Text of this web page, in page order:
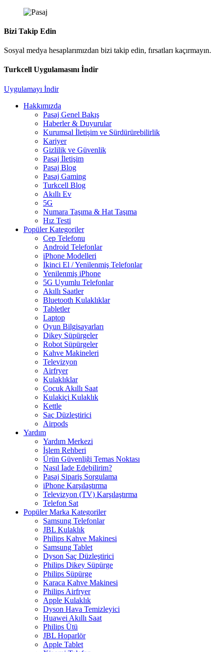
Bizi Takip Edin
Sosyal medya hesaplarımızdan bizi takip edin, fırsatları kaçırmayın.
Turkcell Uygulamasını İndir
Uygulamayı İndir
Hakkımızda
Pasaj Genel Bakış
Haberler & Duyurular
Kurumsal İletişim ve Sürdürürebilirlik
Kariyer
Gizlilik ve Güvenlik
Pasaj İletişim
Pasaj Blog
Pasaj Gaming
Turkcell Blog
Akıllı Ev
5G
Numara Taşıma & Hat Taşıma
Hız Testi
Popüler Kategoriler
Cep Telefonu
Android Telefonlar
iPhone Modelleri
İkinci El / Yenilenmiş Telefonlar
Yenilenmiş iPhone
5G Uyumlu Telefonlar
Akıllı Saatler
Bluetooth Kulaklıklar
Tabletler
Laptop
Oyun Bilgisayarları
Dikey Süpürgeler
Robot Süpürgeler
Kahve Makineleri
Televizyon
Airfryer
Kulaklıklar
Çocuk Akıllı Saat
Kulakiçi Kulaklık
Kettle
Saç Düzleştirici
Airpods
Yardım
Yardım Merkezi
İşlem Rehberi
Ürün Güvenliği Temas Noktası
Nasıl İade Edebilirim?
Pasaj Sipariş Sorgulama
iPhone Karşılaştırma
Televizyon (TV) Karşılaştırma
Telefon Sat
Popüler Marka Kategoriler
Samsung Telefonlar
JBL Kulaklık
Philips Kahve Makinesi
Samsung Tablet
Dyson Saç Düzleştirici
Philips Dikey Süpürge
Philips Süpürge
Karaca Kahve Makinesi
Philips Airfryer
Apple Kulaklık
Dyson Hava Temizleyici
Huawei Akıllı Saat
Philips Ütü
JBL Hoparlör
Apple Tablet